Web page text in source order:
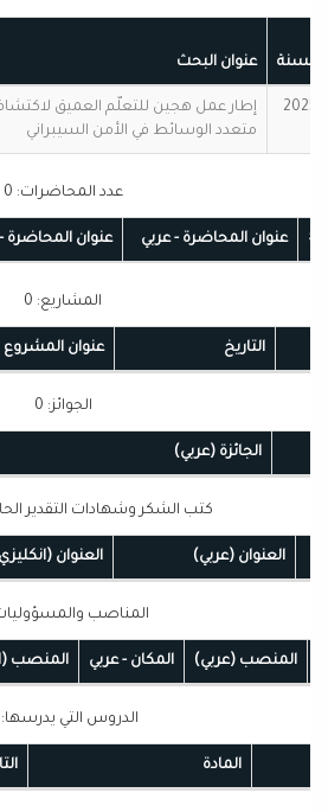
عنوان البحث
إطار عمل هجين للتعلّم العميق لاكتشاف
متعدد الوسائط في الأمن السيبراني
عدد المحاضرات: 0
عنوان المحاضرة - عربي عنوان المحاضرة -
المشاريع: 0
التاريخ عنوان المشروع
الجوائز: 0
الجائزة (عربي)
كتب الشكر وشهادات التقدير
العنوان (عربي) العنوان (انكليزي)
المناصب والمسؤوليات: 0
المنصب (عربي) المكان - عربي المنصب
الدروس التي يدرسها: 0
المادة